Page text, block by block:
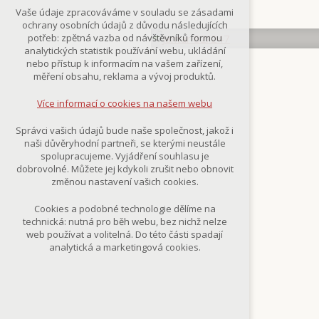
nutná pro provozování webu
udržení kontextu stránek (session):
případná přihlášení, volby jazyka, apod.
Volitelná cookies
analytická pro anonymizované
marketingová cookies
Více informací o cookies na našem webu
Odmítnout vše
Vaše údaje zpracováváme v souladu se zásadami
ochrany osobních údajů z důvodu následujících
potřeb: zpětná vazba od návštěvníků formou
analytických statistik používání webu, ukládání
nebo přístup k informacím na vašem zařízení,
měření obsahu, reklama a vývoj produktů.
Více informací o cookies na našem webu
Správci vašich údajů bude naše společnost, jakož i
naši důvěryhodní partneři, se kterými neustále
spolupracujeme. Vyjádření souhlasu je
dobrovolné. Můžete jej kdykoli zrušit nebo obnovit
změnou nastavení vašich cookies.
Cookies a podobné technologie dělíme na
technická: nutná pro běh webu, bez nichž nelze
web používat a volitelná. Do této části spadají
analytická a marketingová cookies.